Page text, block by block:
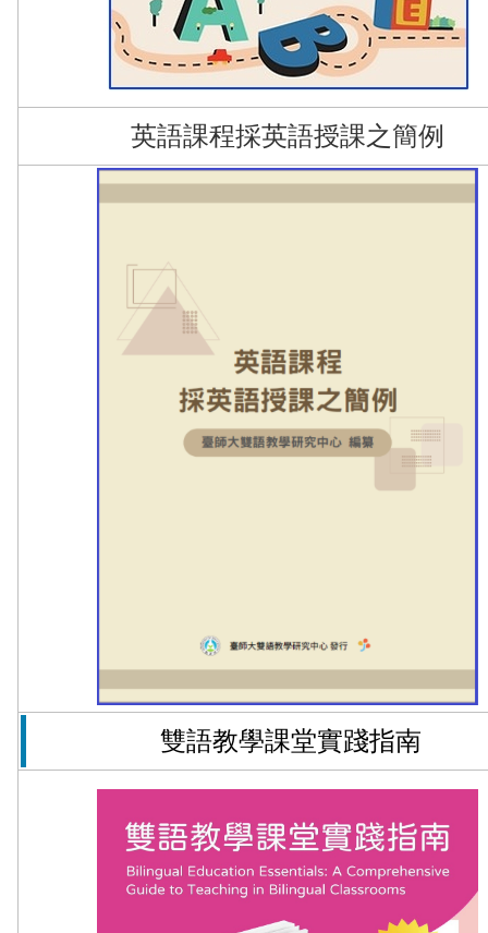
英語課程採英語授課之簡例
雙語教學課堂實踐指南